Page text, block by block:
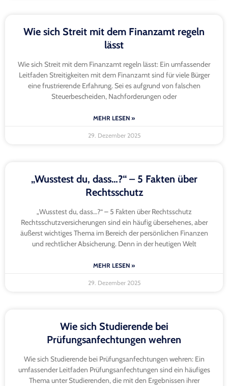
Wie sich Streit mit dem Finanzamt regeln
lässt
Wie sich Streit mit dem Finanzamt regeln lässt: Ein umfassender
Leitfaden Streitigkeiten mit dem Finanzamt sind für viele Bürger
eine frustrierende Erfahrung. Sei es aufgrund von falschen
Steuerbescheiden, Nachforderungen oder
MEHR LESEN »
29. Dezember 2025
„Wusstest du, dass…?“ – 5 Fakten über
Rechtsschutz
„Wusstest du, dass…?“ – 5 Fakten über Rechtsschutz
Rechtsschutzversicherungen sind ein häufig übersehenes, aber
äußerst wichtiges Thema im Bereich der persönlichen Finanzen
und rechtlicher Absicherung. Denn in der heutigen Welt
MEHR LESEN »
29. Dezember 2025
Wie sich Studierende bei
Prüfungsanfechtungen wehren
Wie sich Studierende bei Prüfungsanfechtungen wehren: Ein
umfassender Leitfaden Prüfungsanfechtungen sind ein häufiges
Thema unter Studierenden, die mit den Ergebnissen ihrer